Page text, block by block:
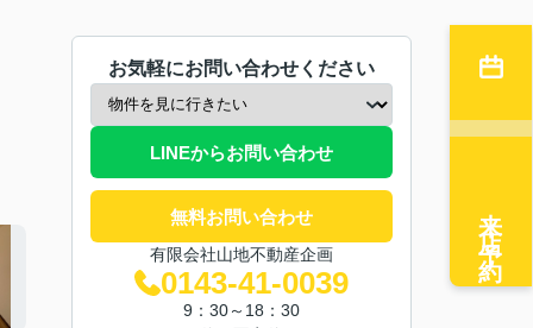
お気軽にお問い合わせください
LINEからお問い合わせ
無料お問い合わせ
有限会社山地不動産企画
0143-41-0039
9：30～18：30
来店予約